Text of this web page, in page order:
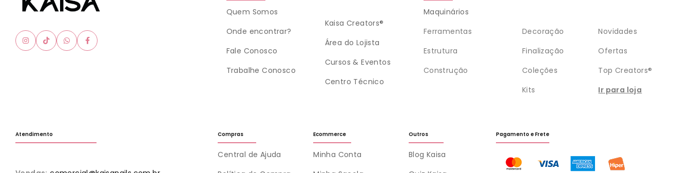
Quem Somos
Onde encontrar?
Fale Conosco
Trabalhe Conosco
Kaisa Creators®
Área do Lojista
Cursos & Eventos
Centro Técnico
Maquinários
Ferramentas
Estrutura
Construção
Decoração
Finalização
Coleções
Kits
Novidades
Ofertas
Top Creators®
Ir para loja
Atendimento Compras
Central de Ajuda
Ecommerce
Minha Conta
Outros
Blog Kaisa
Pagamento e Frete